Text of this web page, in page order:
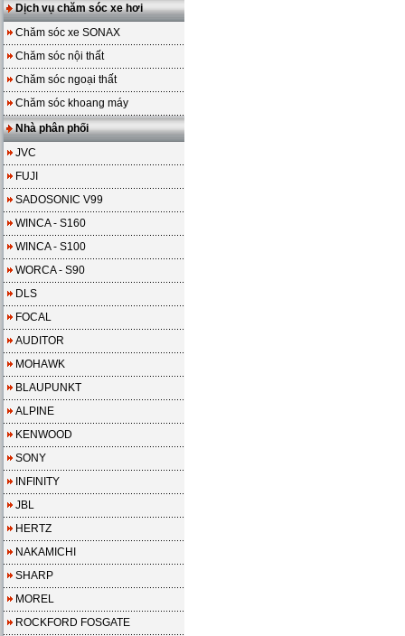
Dịch vụ chăm sóc xe hơi
Chăm sóc xe SONAX
Chăm sóc nội thất
Chăm sóc ngoại thất
Chăm sóc khoang máy
Nhà phân phối
JVC
FUJI
SADOSONIC V99
WINCA - S160
WINCA - S100
WORCA - S90
DLS
FOCAL
AUDITOR
MOHAWK
BLAUPUNKT
ALPINE
KENWOOD
SONY
INFINITY
JBL
HERTZ
NAKAMICHI
SHARP
MOREL
ROCKFORD FOSGATE